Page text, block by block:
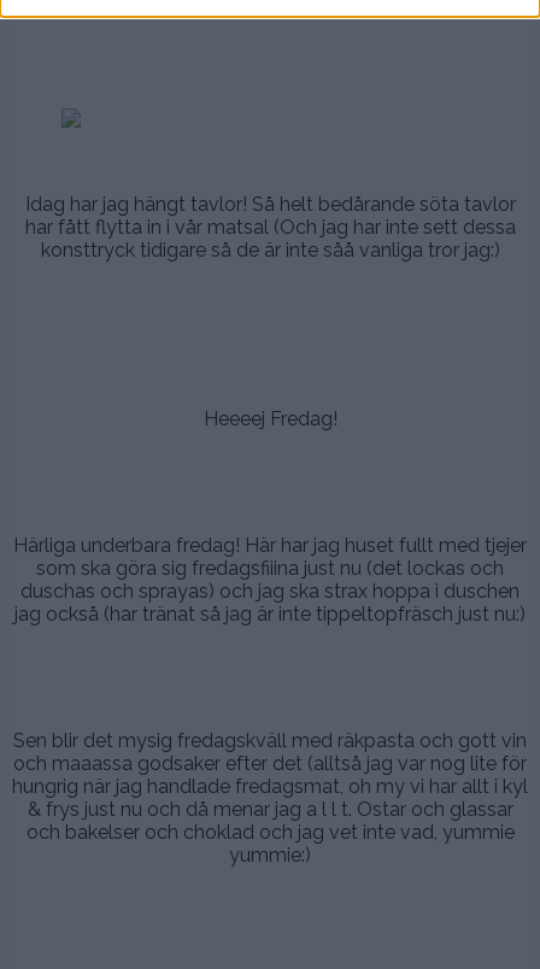
Idag har jag hängt tavlor! Så helt bedårande söta tavlor
har fått flytta in i vår matsal (Och jag har inte sett dessa
konsttryck tidigare så de är inte såå vanliga tror jag:)
Heeeej Fredag!
Härliga underbara fredag! Här har jag huset fullt med tjejer
som ska göra sig fredagsfiiina just nu (det lockas och
duschas och sprayas) och jag ska strax hoppa i duschen
jag också (har tränat så jag är inte tippeltopfräsch just nu:)
Sen blir det mysig fredagskväll med räkpasta och gott vin
och maaassa godsaker efter det (alltså jag var nog lite för
hungrig när jag handlade fredagsmat, oh my vi har allt i kyl
& frys just nu och då menar jag a l l t. Ostar och glassar
och bakelser och choklad och jag vet inte vad, yummie
yummie:)